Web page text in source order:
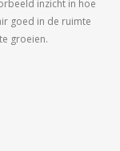
inzicht in hoe
goed in de ruimte
groeien.